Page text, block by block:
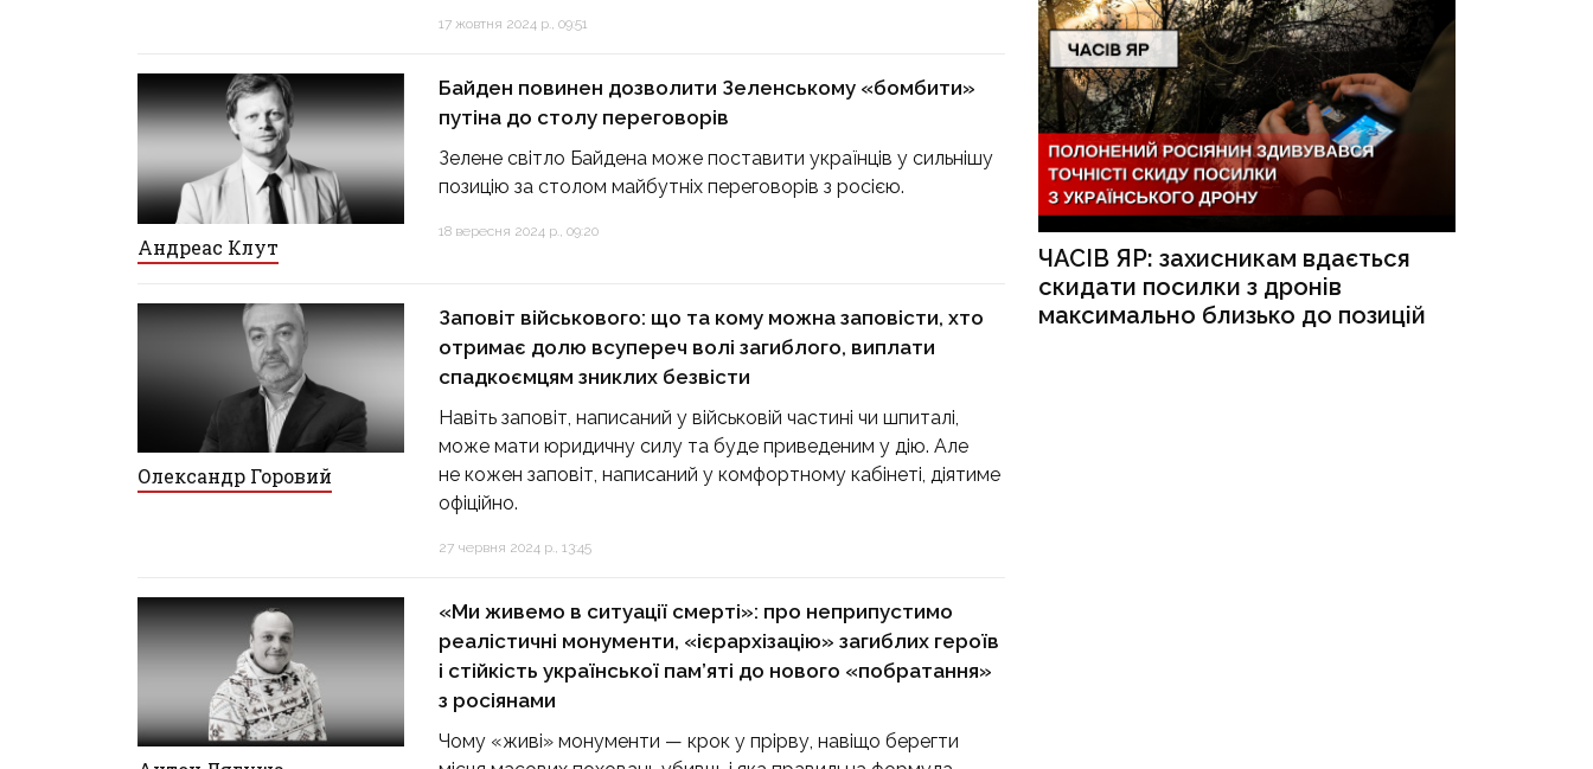
17 жовтня 2024 р., 09:51
Андреас Клут
Байден повинен дозволити Зеленському «бомбити»
путіна до столу переговорів
Зелене світло Байдена може поставити українців у сильнішу
позицію за столом майбутніх переговорів з росією.
18 вересня 2024 р., 09:20
Олександр Горовий
Заповіт військового: що та кому можна заповісти, хто
отримає долю всупереч волі загиблого, виплати
спадкоємцям зниклих безвісти
Навіть заповіт, написаний у військовій частині чи шпиталі,
може мати юридичну силу та буде приведеним у дію. Але
не кожен заповіт, написаний у комфортному кабінеті, діятиме
офіційно.
27 червня 2024 р., 13:45
«Ми живемо в ситуації смерті»: про неприпустимо
реалістичні монументи, «ієрархізацію» загиблих героїв
і стійкість української пам’яті до нового «побратання»
з росіянами
Чому «живі» монументи — крок у прірву, навіщо берегти
ЧАСІВ ЯР: захисникам вдається
скидати посилки з дронів
максимально близько до позицій